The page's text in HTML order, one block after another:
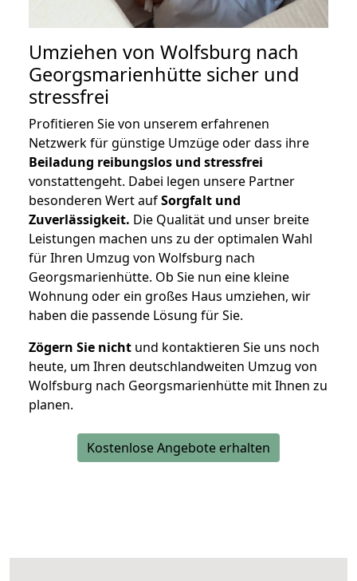
Umziehen von Wolfsburg nach
Georgsmarienhütte sicher und
stressfrei
Profitieren Sie von unserem erfahrenen
Netzwerk für günstige Umzüge oder dass ihre
Beiladung reibungslos und stressfrei
vonstattengeht. Dabei legen unsere Partner
besonderen Wert aufSorgfalt und
Zuverlässigkeit. Die Qualität und unser breite
Leistungen machen uns zu der optimalen Wahl
für Ihren Umzug von Wolfsburg nach
Georgsmarienhütte. Ob Sie nun eine kleine
Wohnung oder ein großes Haus umziehen, wir
haben die passende Lösung für Sie.
Zögern Sie nicht und kontaktieren Sie uns noch
heute, um Ihren deutschlandweiten Umzug von
Wolfsburg nach Georgsmarienhütte mit Ihnen zu
planen.
Kostenlose Angebote erhalten